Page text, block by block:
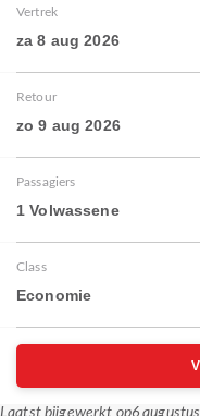
Vertrek
za 8 aug 2026
Retour
zo 9 aug 2026
Passagiers
1 Volwassene
Class
Economie
Laatst bijgewerkt op6